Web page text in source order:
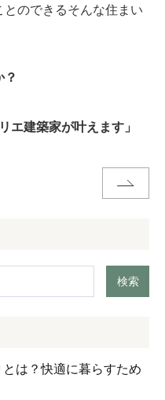
のできるそんな住まい
？
エ建築家が叶えます」
検索
は？快適に暮らすため